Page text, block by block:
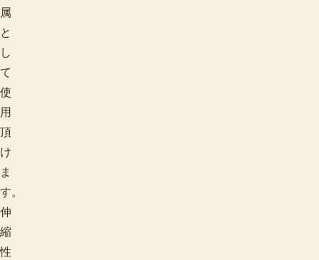
属
と
し
て
使
用
頂
け
ま
す。
伸
縮
性